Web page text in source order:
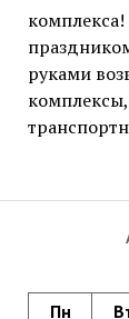
Пн
руками